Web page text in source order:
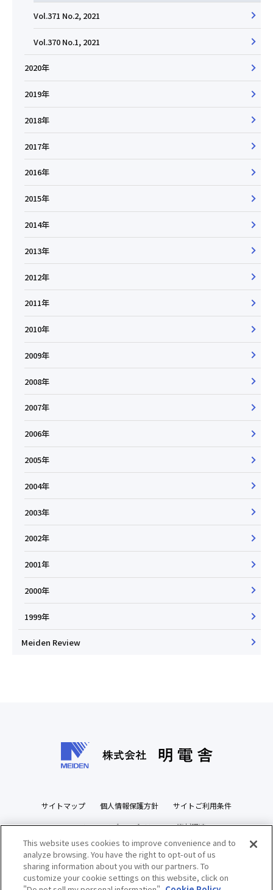
Vol.371 No.2, 2021
Vol.370 No.1, 2021
2020年
2019年
2018年
2017年
2016年
2015年
2014年
2013年
2012年
2011年
2010年
2009年
2008年
2007年
2006年
2005年
2004年
2003年
2002年
2001年
2000年
1999年
Meiden Review
サイトマップ 個人情報保護方針 サイトご利用条件
ソーシャルメディアポリシー 資材調達
ビジネスパートナーズサイト
This website uses cookies to improve convenience and to
analyze browsing. You have the right to opt-out of us
sharing information about you with our partners. To
customize your cookie settings on this website, click on